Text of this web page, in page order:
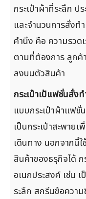
กระเป๋าผ้าที่ระลึก
และจำนวนการสั่งท
คำนึง คือ ความรว
ตามที่ต้องการ ลูกค้
ลงบนตัวสินค้า
กระเป๋าเป้แฟชั่นสั่ง
แบบกระเป๋าผ้าแฟ
เป็นกระเป๋าสะพาย
เดินทาง นอกจากนี้
สินค้าของธรุกิจได้ ก
อเนกประสงค์ เช่น
ระลึก สกรีนข้อความ